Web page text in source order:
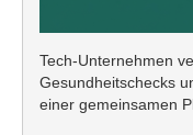
Tech-Unternehmen
Gesundheitschecks
einer gemeinsamen